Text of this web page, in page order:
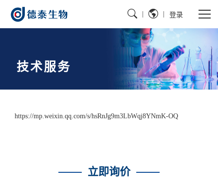
登录
技术服务
https://mp.weixin.qq.com/s/hsRnJg9m3LbWqj8YNmK-OQ
立即询价